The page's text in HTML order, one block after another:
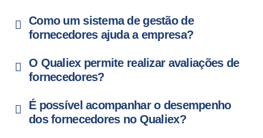
Como um sistema de gestão de
fornecedores ajuda a empresa?
O Qualiex permite realizar avaliações de
fornecedores?
É possível acompanhar o desempenho
dos fornecedores no Qualiex?